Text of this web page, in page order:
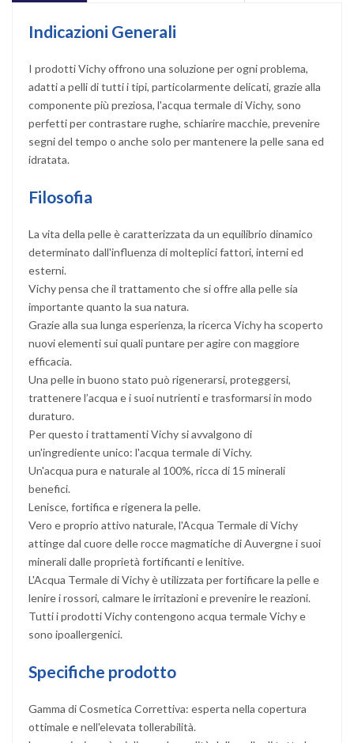
Indicazioni Generali
I prodotti Vichy offrono una soluzione per ogni problema,
adatti a pelli di tutti i tipi, particolarmente delicati, grazie alla
componente più preziosa, l'acqua termale di Vichy, sono
perfetti per contrastare rughe, schiarire macchie, prevenire
segni del tempo o anche solo per mantenere la pelle sana ed
idratata.
Filosofia
La vita della pelle è caratterizzata da un equilibrio dinamico
determinato dall'influenza di molteplici fattori, interni ed
esterni.
Vichy pensa che il trattamento che si offre alla pelle sia
importante quanto la sua natura.
Grazie alla sua lunga esperienza, la ricerca Vichy ha scoperto
nuovi elementi sui quali puntare per agire con maggiore
efficacia.
Una pelle in buono stato può rigenerarsi, proteggersi,
trattenere l’acqua e i suoi nutrienti e trasformarsi in modo
duraturo.
Per questo i trattamenti Vichy si avvalgono di
un'ingrediente unico: l'acqua termale di Vichy.
Un'acqua pura e naturale al 100%, ricca di 15 minerali
benefici.
Lenisce, fortifica e rigenera la pelle.
Vero e proprio attivo naturale, l'Acqua Termale di Vichy
attinge dal cuore delle rocce magmatiche di Auvergne i suoi
minerali dalle proprietà fortificanti e lenitive.
L'Acqua Termale di Vichy è utilizzata per fortificare la pelle e
lenire i rossori, calmare le irritazioni e prevenire le reazioni.
Tutti i prodotti Vichy contengono acqua termale Vichy e
sono ipoallergenici.
Specifiche prodotto
Gamma di Cosmetica Correttiva: esperta nella copertura
ottimale e nell'elevata tollerabilità.